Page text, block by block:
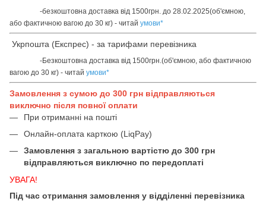
-безкоштовна доставка від 1500грн. до 28.02.2025(об'ємною,
або фактичною вагою до 30 кг) - читай умови*
Укрпошта (Експрес) - за тарифами перевізника
-Безкоштовна доставка від 1500грн.(об'ємною, або фактичною
вагою до 30 кг) - читай умови*
Замовлення з сумою до 300 грн відправляються
виключно після повної оплати
При отриманні на пошті
Онлайн-оплата карткою (LiqPay)
Замовлення з загальною вартістю до 300 грн
відправляються виключно по передоплаті
УВАГА!
Під час отримання замовлення у відділенні перевізника